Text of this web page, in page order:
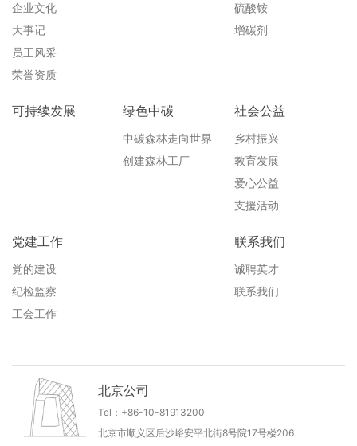
企业文化
大事记
员工风采
荣誉资质
硫酸铵
增碳剂
可持续发展 绿色中碳
中碳森林走向世界
创建森林工厂
社会公益
乡村振兴
教育发展
爱心公益
支援活动
党建工作
党的建设
纪检监察
工会工作
联系我们
诚聘英才
联系我们
北京公司
Tel：+86-10-81913200
北京市顺义区后沙峪安平北街8号院17号楼206